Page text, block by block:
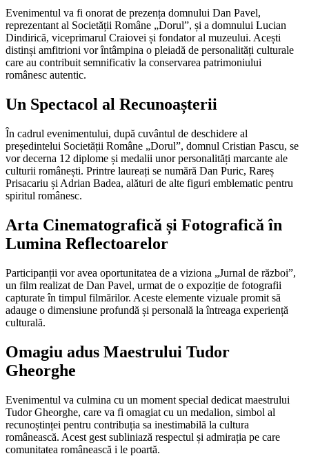
Evenimentul va fi onorat de prezența domnului Dan Pavel,
reprezentant al Societății Române „Dorul”, și a domnului Lucian
Dindirică, viceprimarul Craiovei și fondator al muzeului. Acești
distinși amfitrioni vor întâmpina o pleiadă de personalități culturale
care au contribuit semnificativ la conservarea patrimoniului
românesc autentic.
Un Spectacol al Recunoașterii
În cadrul evenimentului, după cuvântul de deschidere al
președintelui Societății Române „Dorul”, domnul Cristian Pascu, se
vor decerna 12 diplome și medalii unor personalități marcante ale
culturii românești. Printre laureați se numără Dan Puric, Rareș
Prisacariu și Adrian Badea, alături de alte figuri emblematic pentru
spiritul românesc.
Arta Cinematografică și Fotografică în
Lumina Reflectoarelor
Participanții vor avea oportunitatea de a viziona „Jurnal de război”,
un film realizat de Dan Pavel, urmat de o expoziție de fotografii
capturate în timpul filmărilor. Aceste elemente vizuale promit să
adauge o dimensiune profundă și personală la întreaga experiență
culturală.
Omagiu adus Maestrului Tudor
Gheorghe
Evenimentul va culmina cu un moment special dedicat maestrului
Tudor Gheorghe, care va fi omagiat cu un medalion, simbol al
recunoștinței pentru contribuția sa inestimabilă la cultura
românească. Acest gest subliniază respectul și admirația pe care
comunitatea românească i le poartă.